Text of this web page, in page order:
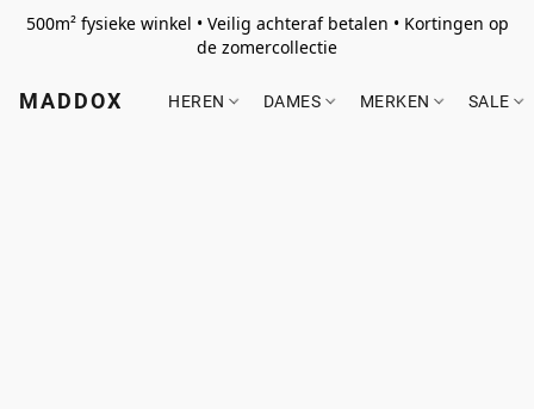
500m² fysieke winkel • Veilig achteraf betalen • Kortingen op
de zomercollectie
MADDOX HEREN DAMES MERKEN SALE